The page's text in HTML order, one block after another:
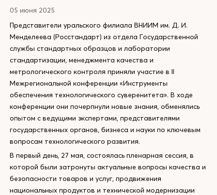
05 июня 2025
Представители уральского филиала ВНИИМ им. Д. И.
Менделеева (Росстандарт) из отдела Государственной
службы стандартных образцов и лаборатории
стандартизации, менеджмента качества и
метрологического контроля приняли участие в II
Межрегиональной конференции «Инструменты
обеспечения технологического суверенитета». В ходе
конференции они почерпнули новые знания, обменялись
опытом с ведущими экспертами, представителями
государственных органов, бизнеса и науки по ключевым
вопросам технологического развития.
В первый день, 27 мая, состоялась пленарная сессия, в
которой были затронуты актуальные вопросы качества и
безопасности товаров и услуг, продвижения
национальных продуктов и технической модернизации